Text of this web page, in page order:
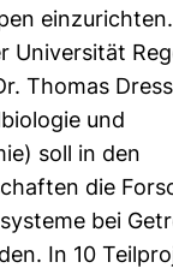
Universität
Thomas
und
soll in den
die
bei
In 10